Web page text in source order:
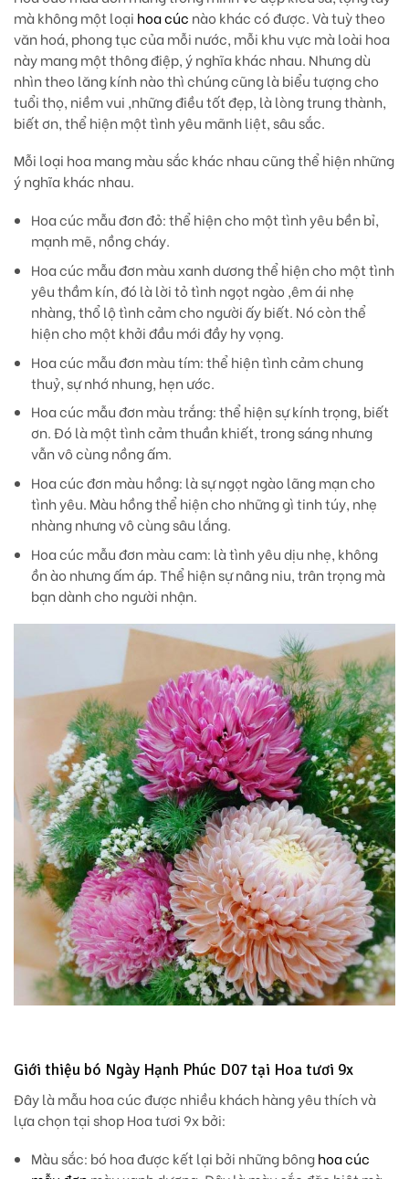
mà không một loại hoa cúc nào khác có được. Và tuỳ theo
văn hoá, phong tục của mỗi nước, mỗi khu vực mà loài hoa
này mang một thông điệp, ý nghĩa khác nhau. Nhưng dù
nhìn theo lăng kính nào thì chúng cũng là biểu tượng cho
tuổi thọ, niềm vui ,những điều tốt đẹp, là lòng trung thành,
biết ơn, thể hiện một tình yêu mãnh liệt, sâu sắc.
Mỗi loại hoa mang màu sắc khác nhau cũng thể hiện những
ý nghĩa khác nhau.
Hoa cúc mẫu đơn đỏ: thể hiện cho một tình yêu bền bỉ,
mạnh mẽ, nồng cháy.
Hoa cúc mẫu đơn màu xanh dươngthể hiện cho một tình
yêu thầm kín, đó là lời tỏ tình ngọt ngào ,êm ái nhẹ
nhàng, thổ lộ tình cảm cho người ấy biết. Nó còn thể
hiện cho một khởi đầu mới đầy hy vọng.
Hoa cúc mẫu đơn màu tím:thể hiện tình cảm chung
thuỷ, sự nhớ nhung, hẹn ước.
Hoa cúc mẫu đơn màu trắng:thể hiện sự kính trọng, biết
ơn. Đó là một tình cảm thuần khiết, trong sáng nhưng
vẫn vô cùng nồng ấm.
Hoa cúc đơn màu hồng: là sự ngọt ngào lãng mạn cho
tình yêu. Màu hồng thể hiện cho những gì tinh túy, nhẹ
nhàng nhưng vô cùng sâu lắng.
Hoa cúc mẫu đơn màu cam: là tình yêu dịu nhẹ, không
ồn ào nhưng ấm áp. Thể hiện sự nâng niu, trân trọng mà
bạn dành cho người nhận.
Giới thiệu bó Ngày Hạnh Phúc D07 tại Hoa tươi 9x
Đây là mẫu hoa cúc được nhiều khách hàng yêu thích và
lựa chọn tại shop Hoa tươi 9x bởi:
Màu sắc: bó hoa được kết lại bởi những bônghoa cúc